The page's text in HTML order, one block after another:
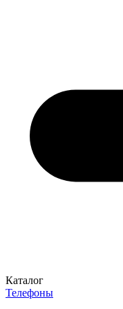
Каталог
Телефоны